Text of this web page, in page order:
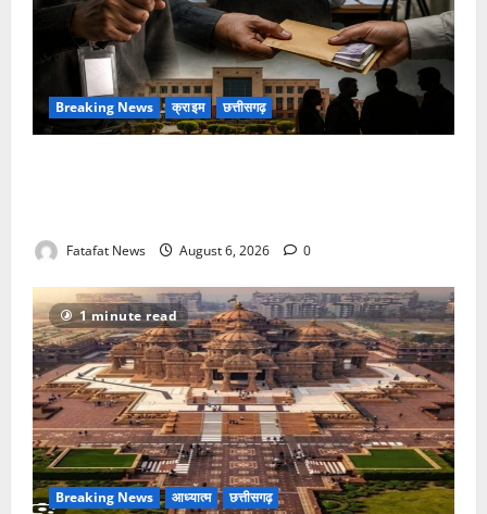
Breaking News क्राइम छत्तीसगढ़
Fatafat News August 6, 2026 0
1 minute read
Breaking News आध्यात्म छत्तीसगढ़